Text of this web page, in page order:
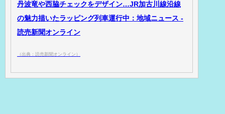
丹波竜や西脇チェックをデザイン…JR加古川線沿線
の魅力描いたラッピング列車運行中：地域ニュース -
読売新聞オンライン
（出典：読売新聞オンライン）